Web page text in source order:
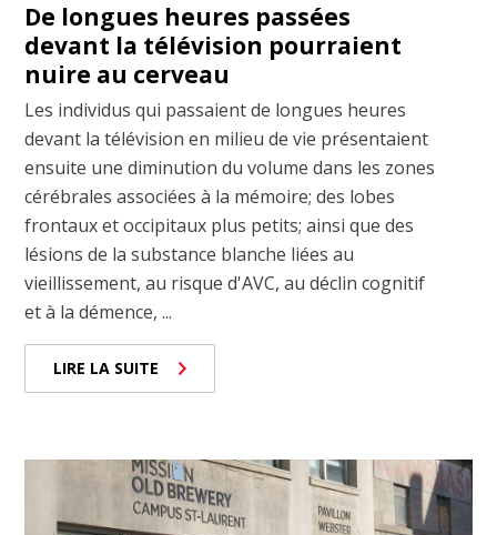
De longues heures passées
devant la télévision pourraient
nuire au cerveau
Les individus qui passaient de longues heures
devant la télévision en milieu de vie présentaient
ensuite une diminution du volume dans les zones
cérébrales associées à la mémoire; des lobes
frontaux et occipitaux plus petits; ainsi que des
lésions de la substance blanche liées au
vieillissement, au risque d'AVC, au déclin cognitif
et à la démence, ...
LIRE LA SUITE